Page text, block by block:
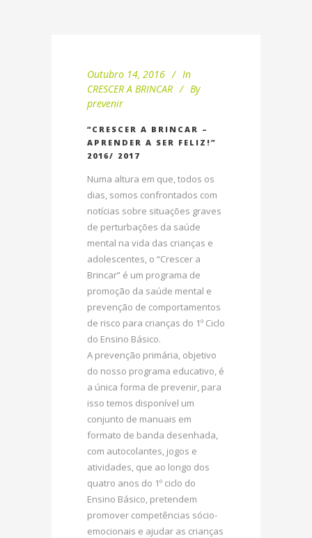
Outubro 14, 2016
In
CRESCER A BRINCAR
By
prevenir
“CRESCER A BRINCAR –
APRENDER A SER FELIZ!”
2016/ 2017
Numa altura em que, todos os
dias, somos confrontados com
notícias sobre situações graves
de perturbações da saúde
mental na vida das crianças e
adolescentes, o “Crescer a
Brincar” é um programa de
promoção da saúde mental e
prevenção de comportamentos
de risco para crianças do 1º Ciclo
do Ensino Básico.
A prevenção primária, objetivo
do nosso programa educativo, é
a única forma de prevenir, para
isso temos disponível um
conjunto de manuais em
formato de banda desenhada,
com autocolantes, jogos e
atividades, que ao longo dos
quatro anos do 1º ciclo do
Ensino Básico, pretendem
promover competências sócio-
emocionais e ajudar as crianças